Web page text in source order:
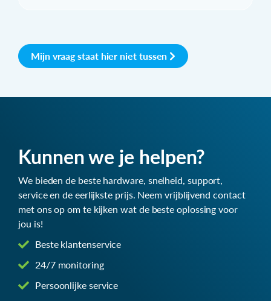
Mijn vraag staat hier niet tussen
Kunnen we je helpen?
We bieden de beste hardware, snelheid, support,
service en de eerlijkste prijs. Neem vrijblijvend contact
met ons op om te kijken wat de beste oplossing voor
jou is!
Beste klantenservice
24/7 monitoring
Persoonlijke service